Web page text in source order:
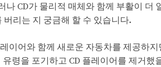
CD가 물리적 매체와 함께 부활이 더
리는 지 궁금해 할 수 있습니다.
이어와 함께 새로운 자동차를 제공하
령을 포기하고 CD 플레이어를 제거했